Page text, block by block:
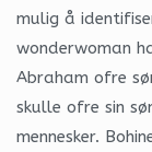
mulig å
wonderwoman
Abraham ofre
skulle ofre sin
mennesker.